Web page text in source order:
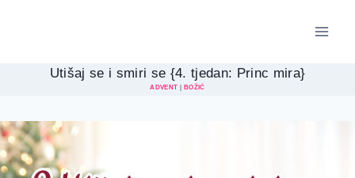
Utišaj se i smiri se {4. tjedan: Princ mira}
ADVENT BOŽIĆ